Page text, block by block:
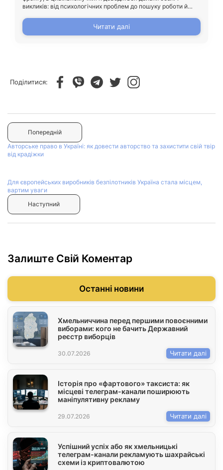
викликів: від психологічних проблем до пошуку роботи й
ринку праці. Впоратися з цими викликами самотужки —
справа нелегка.
Читати далі
Поділитися:
Попередній
Авторське право в Україні: як довести авторство та захистити свій твір
від крадіжки
Для європейських виробників безпілотників Україна стала місцем,
вартим уваги
Наступний
Залиште Свій Коментар
Останні новини
Хмельниччина перед першими повоєнними
виборами: кого не бачить Державний
реєстр виборців
30.07.2026 Читати далі
Історія про «фартового» таксиста: як
місцеві телеграм-канали поширюють
маніпулятивну рекламу
29.07.2026 Читати далі
Успішний успіх або як хмельницькі
телеграм-канали рекламують шахрайські
схеми із криптовалютою